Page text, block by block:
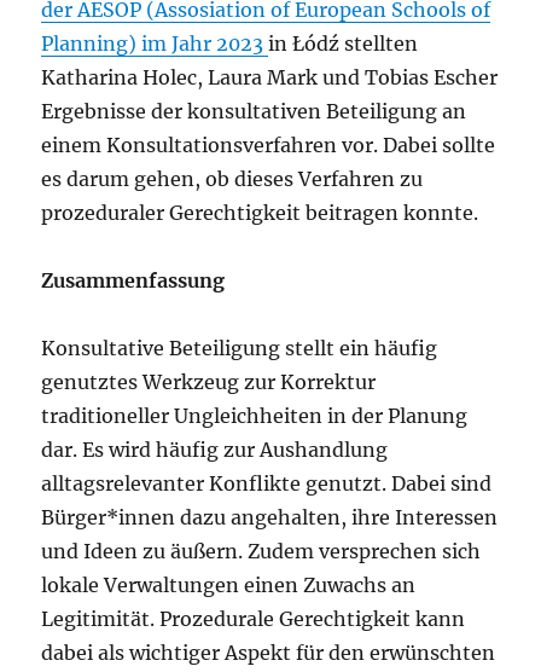
der AESOP (Assosiation of European Schools of
Planning) im Jahr 2023in Łódź stellten
Katharina Holec, Laura Mark und Tobias Escher
Ergebnisse der konsultativen Beteiligung an
einem Konsultationsverfahren vor. Dabei sollte
es darum gehen, ob dieses Verfahren zu
prozeduraler Gerechtigkeit beitragen konnte.
Zusammenfassung
Konsultative Beteiligung stellt ein häufig
genutztes Werkzeug zur Korrektur
traditioneller Ungleichheiten in der Planung
dar. Es wird häufig zur Aushandlung
alltagsrelevanter Konflikte genutzt. Dabei sind
Bürger*innen dazu angehalten, ihre Interessen
und Ideen zu äußern. Zudem versprechen sich
lokale Verwaltungen einen Zuwachs an
Legitimität. Prozedurale Gerechtigkeit kann
dabei als wichtiger Aspekt für den erwünschten